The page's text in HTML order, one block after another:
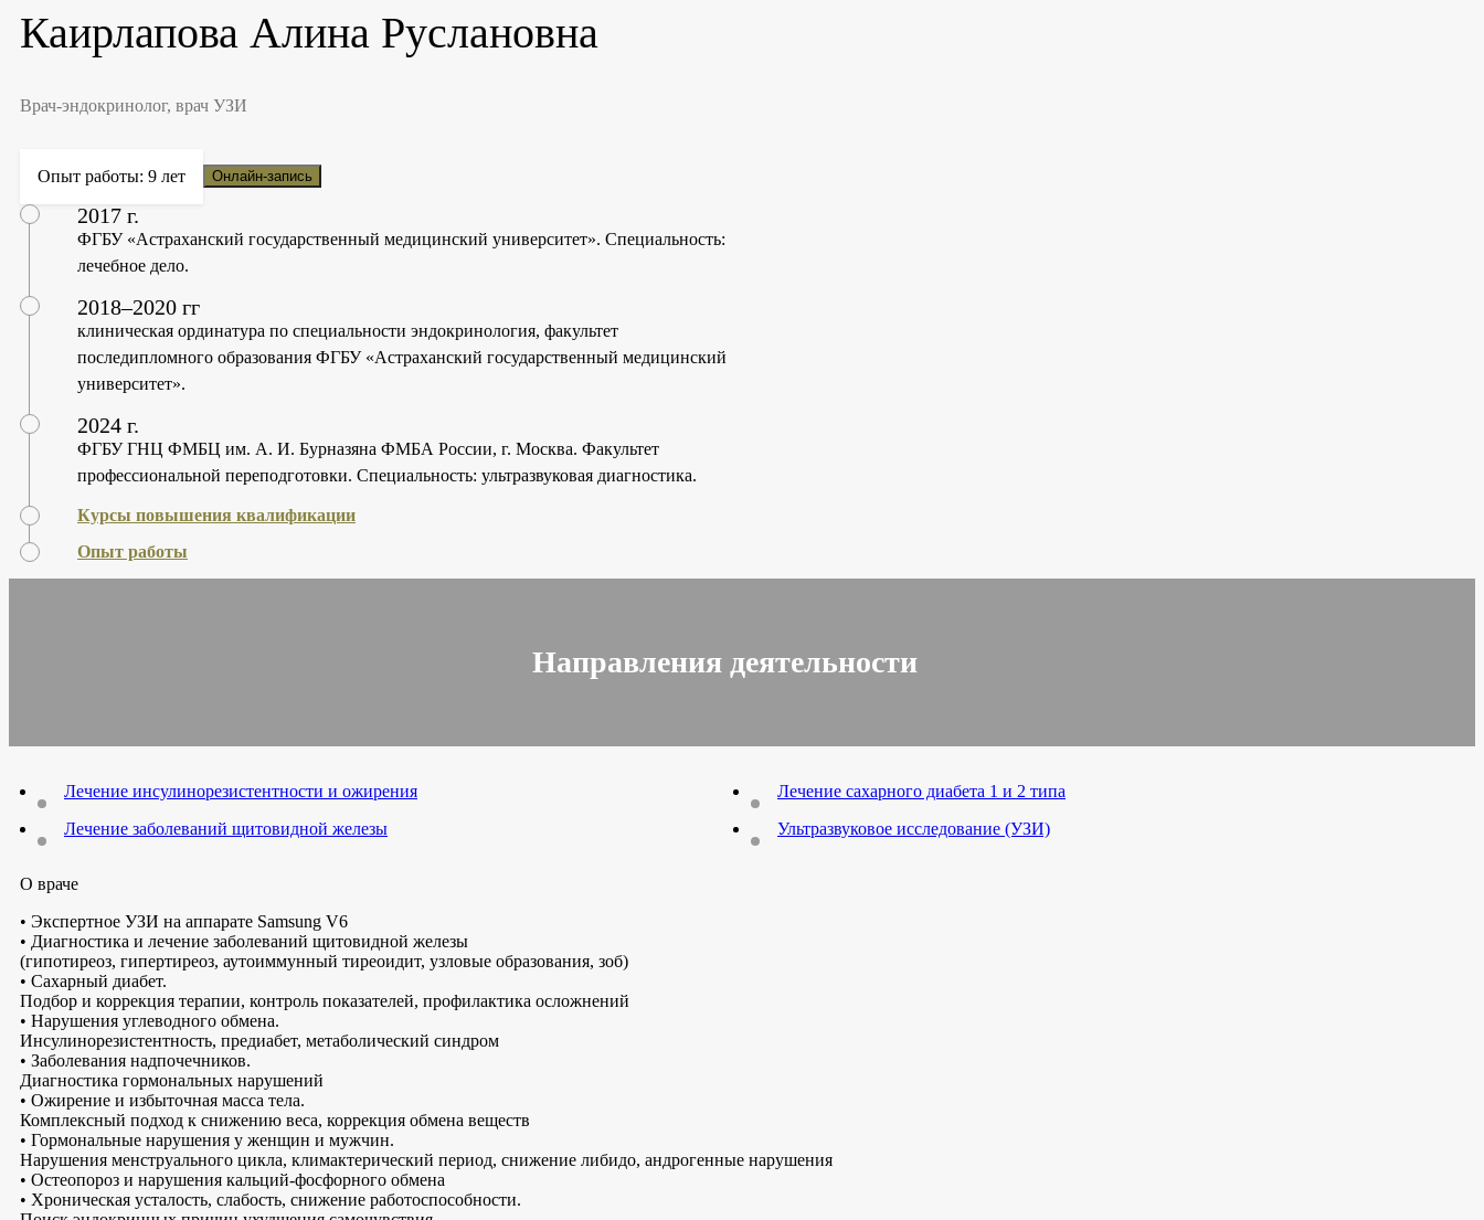
Каирлапова Алина Руслановна
Врач-эндокринолог, врач УЗИ
Опыт работы: 9 лет Онлайн-запись
2017 г.
ФГБУ «Астраханский государственный медицинский университет». Специальность:
лечебное дело.
2018–2020 гг
клиническая ординатура по специальности эндокринология, факультет
последипломного образования ФГБУ «Астраханский государственный медицинский
университет».
2024 г.
ФГБУ ГНЦ ФМБЦ им. А. И. Бурназяна ФМБА России, г. Москва. Факультет
профессиональной переподготовки. Специальность: ультразвуковая диагностика.
Курсы повышения квалификации
Опыт работы
Направления деятельности
Лечение инсулинорезистентности и ожирения
Лечение сахарного диабета 1 и 2 типа
Лечение заболеваний щитовидной железы
Ультразвуковое исследование (УЗИ)
О враче
• Экспертное УЗИ на аппарате Samsung V6
• Диагностика и лечение заболеваний щитовидной железы
(гипотиреоз, гипертиреоз, аутоиммунный тиреоидит, узловые образования, зоб)
• Сахарный диабет.
Подбор и коррекция терапии, контроль показателей, профилактика осложнений
• Нарушения углеводного обмена.
Инсулинорезистентность, предиабет, метаболический синдром
• Заболевания надпочечников.
Диагностика гормональных нарушений
• Ожирение и избыточная масса тела.
Комплексный подход к снижению веса, коррекция обмена веществ
• Гормональные нарушения у женщин и мужчин.
Нарушения менструального цикла, климактерический период, снижение либидо, андрогенные нарушения
• Остеопороз и нарушения кальций-фосфорного обмена
• Хроническая усталость, слабость, снижение работоспособности.